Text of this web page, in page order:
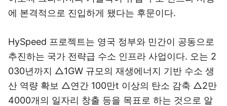
에 본격적으로 진입하게 됐다는 후문이다.
HySpeed 프로젝트는 영국 정부와 민간이 공동으로
추진하는 국가 전략급 수소 인프라 사업이다. 오는 2
030년까지 △1GW 규모의 재생에너지 기반 수소 생
산 역량 확보 △연간 100만t 이상의 탄소 감축 △2만
4000개의 일자리 창출 등을 목표로 하는 것으로 알